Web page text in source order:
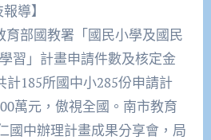
導】
育部國教署「國民小學及國民
習」計畫申請件數及核定金
計185所國中小285份申請計
萬元，傲視全國。南市教育
國中辦理計畫成果分享會，局